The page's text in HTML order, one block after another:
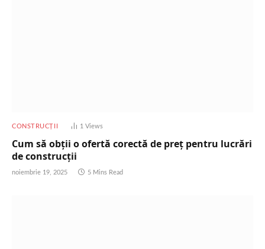
CONSTRUCȚII 1Views
Cum să obții o ofertă corectă de preț pentru lucrări
de construcții
noiembrie 19, 2025 5 Mins Read